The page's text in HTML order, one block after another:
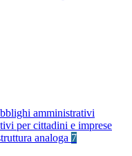
amministrativi
per cittadini e imprese
analoga 7